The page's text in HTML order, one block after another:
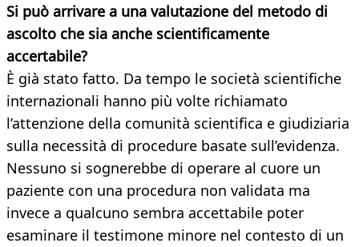
Si può arrivare a una valutazione del metodo di
ascolto che sia anche scientificamente
accertabile?
È già stato fatto. Da tempo le società scientifiche
internazionali hanno più volte richiamato
l’attenzione della comunità scientifica e giudiziaria
sulla necessità di procedure basate sull’evidenza.
Nessuno si sognerebbe di operare al cuore un
paziente con una procedura non validata ma
invece a qualcuno sembra accettabile poter
esaminare il testimone minore nel contesto di un